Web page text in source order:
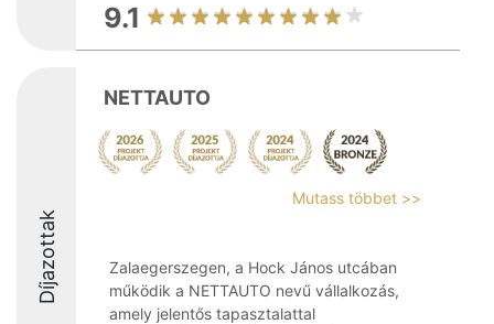
9.1
Díjazottak
NETTAUTO
Mutass többet >>
Zalaegerszegen, a Hock János utcában
működik a NETTAUTO nevű vállalkozás,
amely jelentős tapasztalattal